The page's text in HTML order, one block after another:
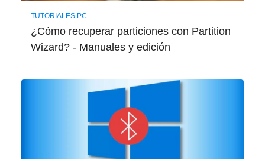
TUTORIALES PC
¿Cómo recuperar particiones con Partition
Wizard? - Manuales y edición